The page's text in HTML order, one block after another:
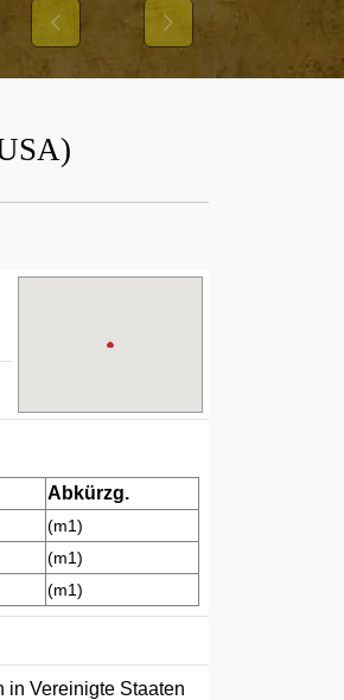
Previous Next
Abkürzg.
(m1)
(m1)
(m1)
in Vereinigte Staaten